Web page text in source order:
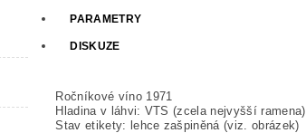
PARAMETRY
DISKUZE
Ročníkové víno 1971
Hladina v láhvi: VTS (zcela nejvyšší ramena)
Stav etikety: lehce zašpiněná (viz. obrázek)